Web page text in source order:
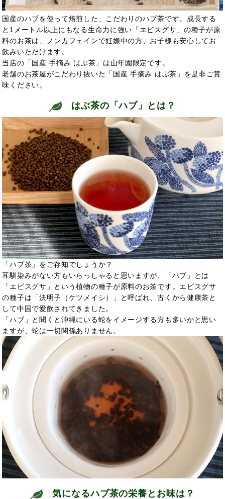
国産のハブを使って焙煎した、こだわりのハブ茶です。成長する
と1メートル以上にもなる生命力に強い「エビスグサ」の種子が原
料のお茶は、ノンカフェインで妊娠中の方、お子様も安心してお
飲みいただけます。
当店の「国産 手摘み はぶ茶」は山年園限定です。
老舗のお茶屋がこだわり抜いた「国産 手摘み はぶ茶」を是非ご賞
味ください。
はぶ茶の「ハブ」とは？
「ハブ茶」をご存知でしょうか？
耳馴染みがない方もいらっしゃると思いますが、「ハブ」とは
「エビスグサ」という植物の種子が原料のお茶です。エビスグサ
の種子は「決明子（ケツメイシ）」と呼ばれ、古くから健康茶と
して中国で愛飲されてきました。
「ハブ」と聞くと沖縄にいる蛇をイメージする方も多いかと思い
ますが、蛇は一切関係ありません。
気になるハブ茶の栄養とお味は？